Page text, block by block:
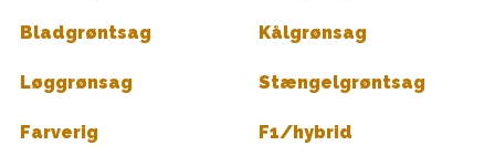
Bladgrøntsag Kålgrønsag
Løggrønsag Stængelgrøntsag
Farverig F1/hybrid